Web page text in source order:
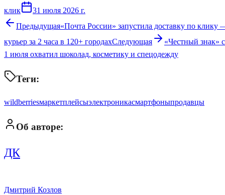
клик
31 июля 2026 г.
Предыдущая«Почта России» запустила доставку по клику
курьер за 2 часа в 120+ городахСледующая
«Честный знак» с
1 июля охватил шоколад, косметику и спецодежду
Теги:
wildberriesмаркетплейсыэлектроникасмартфоныпродавцы
Об авторе:
ДК
Дмитрий Козлов